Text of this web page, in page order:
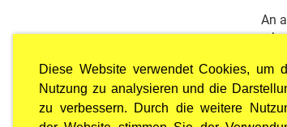
Diese Website verwendet Cookies, um
Nutzung zu analysieren und die
zu verbessern. Durch die weitere
An